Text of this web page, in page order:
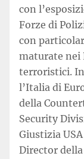
con
Forze di
con
maturate nei
terroristici.
l’Italia di
della
Security
Giustizia
Director